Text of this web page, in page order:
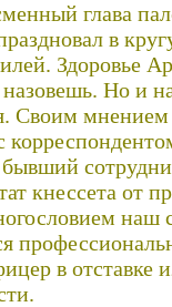
глава
в
Здоровье
назовешь. Но и
Своим
кнессета от
наш
в